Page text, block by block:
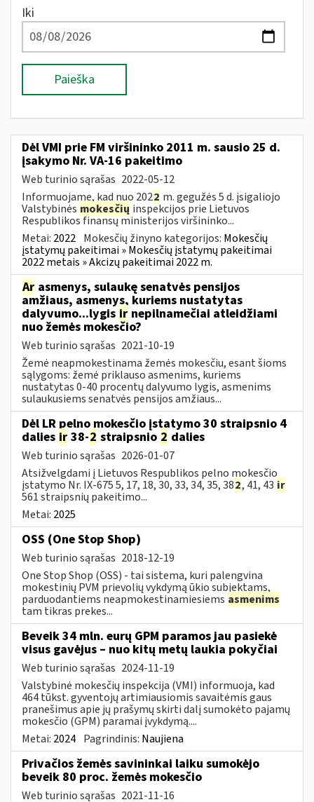
Iki
Paieška
Dėl VMI prie FM viršininko 2011 m. sausio 25 d.
įsakymo Nr. VA-16 pakeitimo
Web turinio sąrašas 2022-05-12
Informuojame, kad nuo 2022 m. gegužės 5 d. įsigaliojo
Valstybinės mokesčių inspekcijos prie Lietuvos
Respublikos finansų ministerijos viršininko...
Metai: 2022 Mokesčių žinyno kategorijos: Mokesčių
įstatymų pakeitimai » Mokesčių įstatymų pakeitimai
2022 metais » Akcizų pakeitimai 2022 m.
Ar asmenys, sulaukę senatvės pensijos
amžiaus, asmenys, kuriems nustatytas
dalyvumo...lygis ir nepilnamečiai atleidžiami
nuo žemės mokesčio?
Web turinio sąrašas 2021-10-19
Žemė neapmokestinama žemės mokesčiu, esant šioms
sąlygoms: žemė priklauso asmenims, kuriems
nustatytas 0-40 procentų dalyvumo lygis, asmenims
sulaukusiems senatvės pensijos amžiaus...
Dėl LR pelno mokesčio įstatymo 30 straipsnio 4
dalies ir 38-2 straipsnio 2 dalies
Web turinio sąrašas 2026-01-07
Atsižvelgdami į Lietuvos Respublikos pelno mokesčio
įstatymo Nr. IX-675 5, 17, 18, 30, 33, 34, 35, 382, 41, 43 ir
561 straipsnių pakeitimo...
Metai: 2025
OSS (One Stop Shop)
Web turinio sąrašas 2018-12-19
One Stop Shop (OSS) - tai sistema, kuri palengvina
mokestinių PVM prievolių vykdymą ūkio subjektams,
parduodantiems neapmokestinamiesiems asmenims
tam tikras prekes...
Beveik 34 mln. eurų GPM paramos jau pasiekė
visus gavėjus – nuo kitų metų laukia pokyčiai
Web turinio sąrašas 2024-11-19
Valstybinė mokesčių inspekcija (VMI) informuoja, kad
464 tūkst. gyventojų artimiausiomis savaitėmis gaus
pranešimus apie jų prašymų skirti dalį sumokėto pajamų
mokesčio (GPM) paramai įvykdymą....
Metai: 2024 Pagrindinis: Naujiena
Privačios žemės savininkai laiku sumokėjo
beveik 80 proc. žemės mokesčio
Web turinio sąrašas 2021-11-16